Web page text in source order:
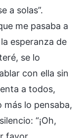
a solas”.
me pasaba a
esperanza de
se lo
con ella sin
a todos,
más lo pensaba,
“¡Oh,